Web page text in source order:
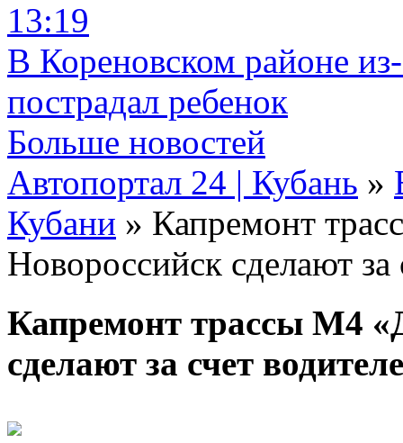
13:19
В Кореновском районе
пострадал ребенок
Больше новостей
Автопортал 24 | Кубань »
Кубани » Капремонт
Новороссийск сделают за
Капремонт трассы М4
сделают за счет